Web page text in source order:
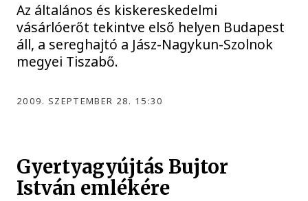
Az általános és kiskereskedelmi
vásárlóerőt tekintve első helyen Budapest
áll, a sereghajtó a Jász-Nagykun-Szolnok
megyei Tiszabő.
2009. SZEPTEMBER 28. 15:30
Gyertyagyújtás Bujtor
István emlékére